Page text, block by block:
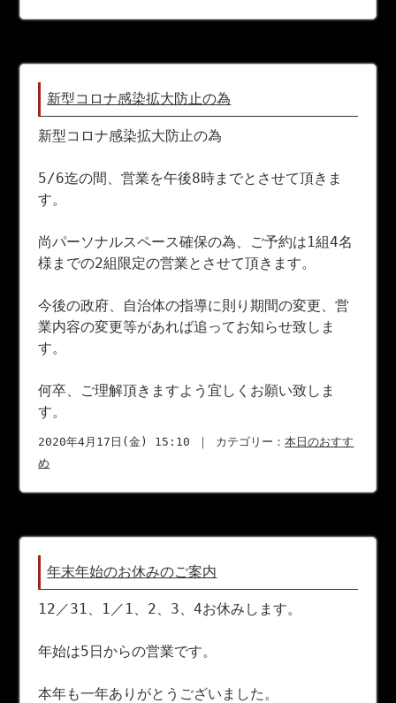
新型コロナ感染拡大防止の為
新型コロナ感染拡大防止の為
5/6迄の間、営業を午後8時までとさせて頂きま
す。
尚パーソナルスペース確保の為、ご予約は1組4名
様までの2組限定の営業とさせて頂きます。
今後の政府、自治体の指導に則り期間の変更、営
業内容の変更等があれば追ってお知らせ致しま
す。
何卒、ご理解頂きますよう宜しくお願い致しま
す。
2020年4月17日(金) 15:10 ｜ カテゴリー：本日のおすす
め
年末年始のお休みのご案内
12／31、1／1、2、3、4お休みします。
年始は5日からの営業です。
本年も一年ありがとうございました。